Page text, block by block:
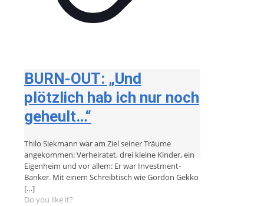
BURN-OUT: „Und
plötzlich hab ich nur noch
geheult…“
Thilo Siekmann war am Ziel seiner Träume
angekommen: Verheiratet, drei kleine Kinder, ein
Eigenheim und vor allem: Er war Investment-
Banker. Mit einem Schreibtisch wie Gordon Gekko
[…]
Do you like it?